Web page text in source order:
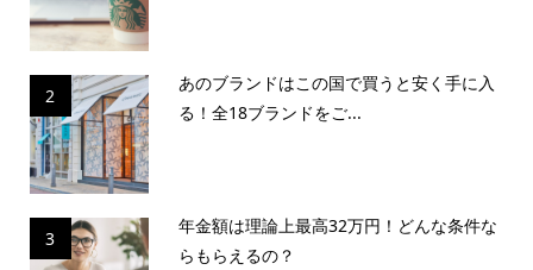
2
あのブランドはこの国で買うと安く手に入
る！全18ブランドをご...
3
年金額は理論上最高32万円！どんな条件な
らもらえるの？